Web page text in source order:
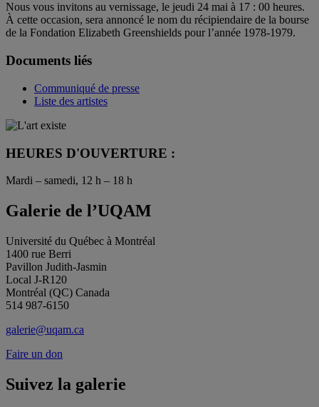
Nous vous invitons au vernissage, le jeudi 24 mai à 17 : 00 heures.
À cette occasion, sera annoncé le nom du récipiendaire de la bourse
de la Fondation Elizabeth Greenshields pour l’année 1978-1979.
Documents liés
Communiqué de presse
Liste des artistes
HEURES D'OUVERTURE :
Mardi – samedi, 12 h – 18 h
Galerie de l’UQAM
Université du Québec à Montréal
1400 rue Berri
Pavillon Judith-Jasmin
Local J-R120
Montréal (QC) Canada
514 987-6150
galerie@uqam.ca
Faire un don
Suivez la galerie